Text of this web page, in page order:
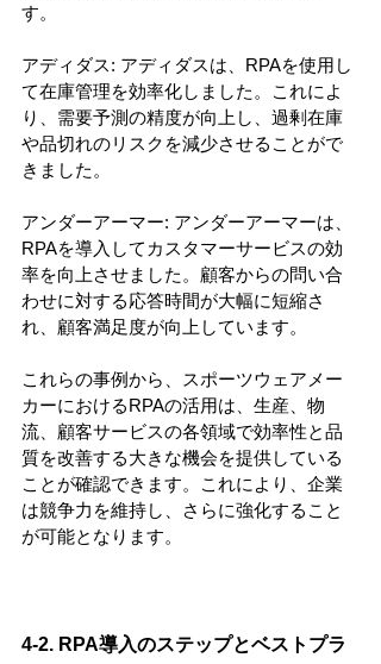
す。
アディダス: アディダスは、RPAを使用し
て在庫管理を効率化しました。これによ
り、需要予測の精度が向上し、過剰在庫
や品切れのリスクを減少させることがで
きました。
アンダーアーマー: アンダーアーマーは、
RPAを導入してカスタマーサービスの効
率を向上させました。顧客からの問い合
わせに対する応答時間が大幅に短縮さ
れ、顧客満足度が向上しています。
これらの事例から、スポーツウェアメー
カーにおけるRPAの活用は、生産、物
流、顧客サービスの各領域で効率性と品
質を改善する大きな機会を提供している
ことが確認できます。これにより、企業
は競争力を維持し、さらに強化すること
が可能となります。
4-2. RPA導入のステップとベストプラ